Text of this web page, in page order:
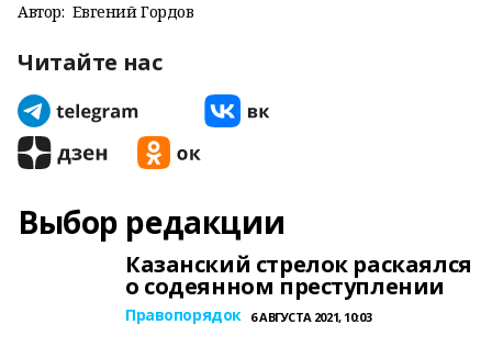
Автор: Евгений Гордов
Читайте нас
Выбор редакции
Казанский стрелок раскаялся
о содеянном преступлении
Правопорядок 6 АВГУСТА 2021, 10:03